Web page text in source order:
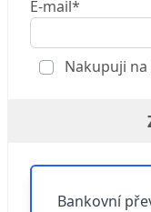
E-mail*
Nakupuji
Bankovní